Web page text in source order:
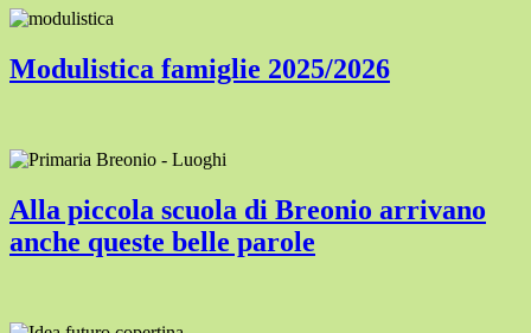
Modulistica famiglie 2025/2026
Alla piccola scuola di Breonio arrivano
anche queste belle parole